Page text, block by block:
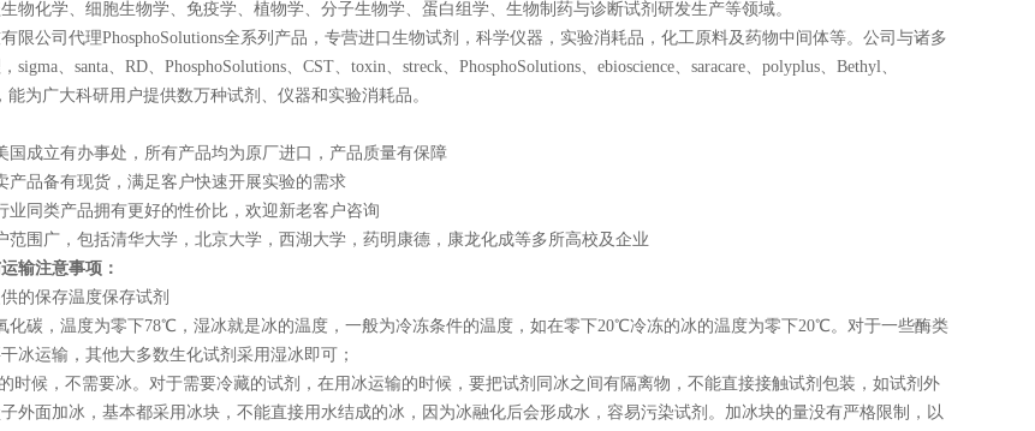
物化学、细胞生物学、免疫学、植物学、分子生物学、蛋白组学、生物制药与诊断试剂研发生产等领域。
限公司代理PhosphoSolutions全系列产品，专营进口生物试剂，科学仪器，实验消耗品，化工原料及药物中间体等。公司与诸多
sigma、 santa、 RD、 PhosphoSolutions、 CST、 toxin、 streck、 PhosphoSolutions、 ebioscience、 saracare、 polyplus、 Bethyl、
能为广大科研用户提供数万种试剂、仪器和实验消耗品。
国成立有办事处，所有产品均为原厂进口，产品质量有保障
产品备有现货，满足客户快速开展实验的需求
业同类产品拥有更好的性价比，欢迎新老客户咨询
范围广，包括清华大学，北京大学，西湖大学，药明康德，康龙化成等多所高校及企业
输注意事项：
的保存温度保存试剂
化碳，温度为零下78℃ ，湿冰就是冰的温度，一般为冷冻条件的温度，如在零下20℃冷冻的冰的温度为零下20℃。对于一些酶类
冰运输，其他大多数生化试剂采用湿冰即可；
时候，不需要冰。对于需要冷藏的试剂，在用冰运输的时候，要把试剂同冰之间有隔离物，不能直接接触试剂包装，如试剂外
外面加冰，基本都采用冰块，不能直接用水结成的冰，因为冰融化后会形成水，容易污染试剂。加冰块的量没有严格限制，以